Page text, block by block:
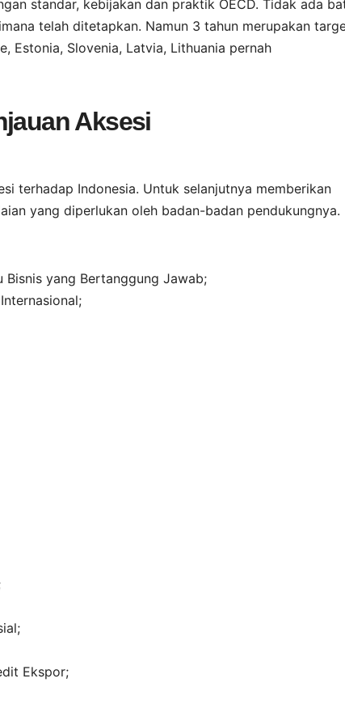
standar, kebijakan dan praktik OECD. Tidak ada
telah ditetapkan. Namun 3 tahun merupakan
Estonia, Slovenia, Latvia, Lithuania pernah
Aksesi
terhadap Indonesia. Untuk selanjutnya memberikan
yang diperlukan oleh badan-badan pendukungnya.
Bisnis yang Bertanggung Jawab;
Ekspor;